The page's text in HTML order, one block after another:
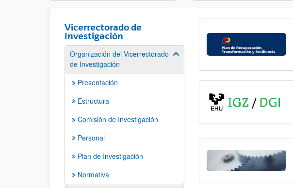
Vicerrectorado de
Investigación
Organización del Vicerrectorado
de Investigación
Mostrar/ocultar subpáginas
Presentación
Estructura
Comisión de Investigación
Personal
Plan de Investigación
Normativa